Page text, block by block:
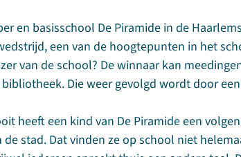
en basisschool De Piramide in de
een van de hoogtepunten in het
van de school? De winnaar kan
Die weer gevolgd wordt door
heeft een kind van De Piramide een
stad. Dat vinden ze op school niet